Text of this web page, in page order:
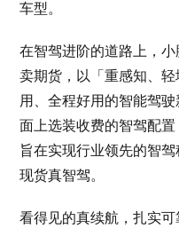
车型。
在智驾进阶的道路上，
卖期货，以「重感知、
用、全程好用的智能驾
面上选装收费的智驾配置
旨在实现行业领先的智
现货真智驾。
看得见的真续航，扎实